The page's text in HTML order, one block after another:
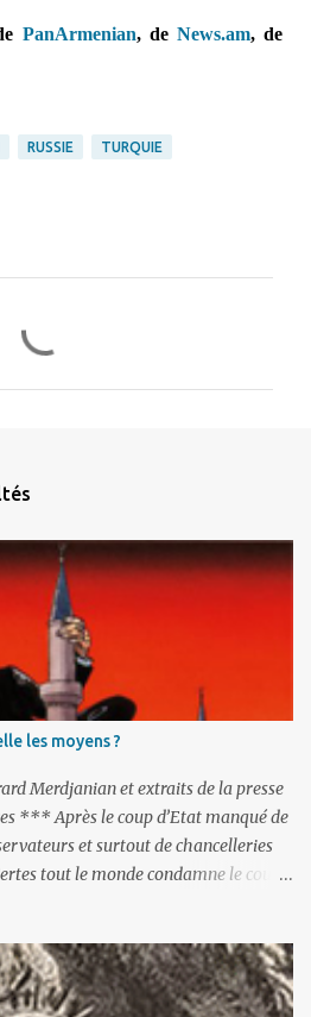
PanArmenian, de News.am,de
RUSSIE TURQUIE
les moyens ?
Merdjanian et extraits de la presse
*** Après le coup d’Etat manqué de
et surtout de chancelleries
tout le monde condamne le coup
Erdoğan, et pour certains sur la